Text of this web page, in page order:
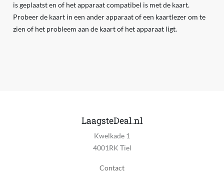
is geplaatst en of het apparaat compatibel is met de kaart.
Probeer de kaart in een ander apparaat of een kaartlezer om te
zien of het probleem aan de kaart of het apparaat ligt.
LaagsteDeal.nl
Kwelkade 1
4001RK Tiel
Contact